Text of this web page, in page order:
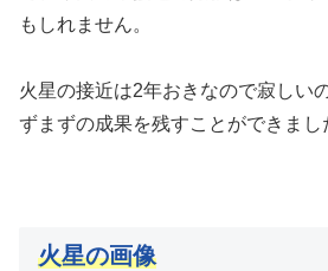
もしれません。
火星の接近は2年おきなので寂しい
ずまずの成果を残すことができまし
火星の画像